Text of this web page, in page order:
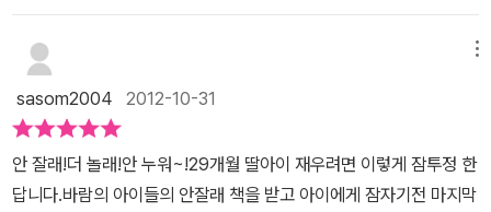
로 가서 예쁜 꿈꾸기를~
sasom2004 2012-10-31
안 잘래!더 놀래!안 누워~!29개월 딸아이 재우려면 이렇게 잠투정 한
답니다.바람의 아이들의 안잘래 책을 받고 아이에게 잠자기전 마지막